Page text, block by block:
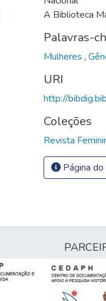
A Biblioteca
Palavras-
Mulheres ,
URI
http://
Coleções
Revista
Página